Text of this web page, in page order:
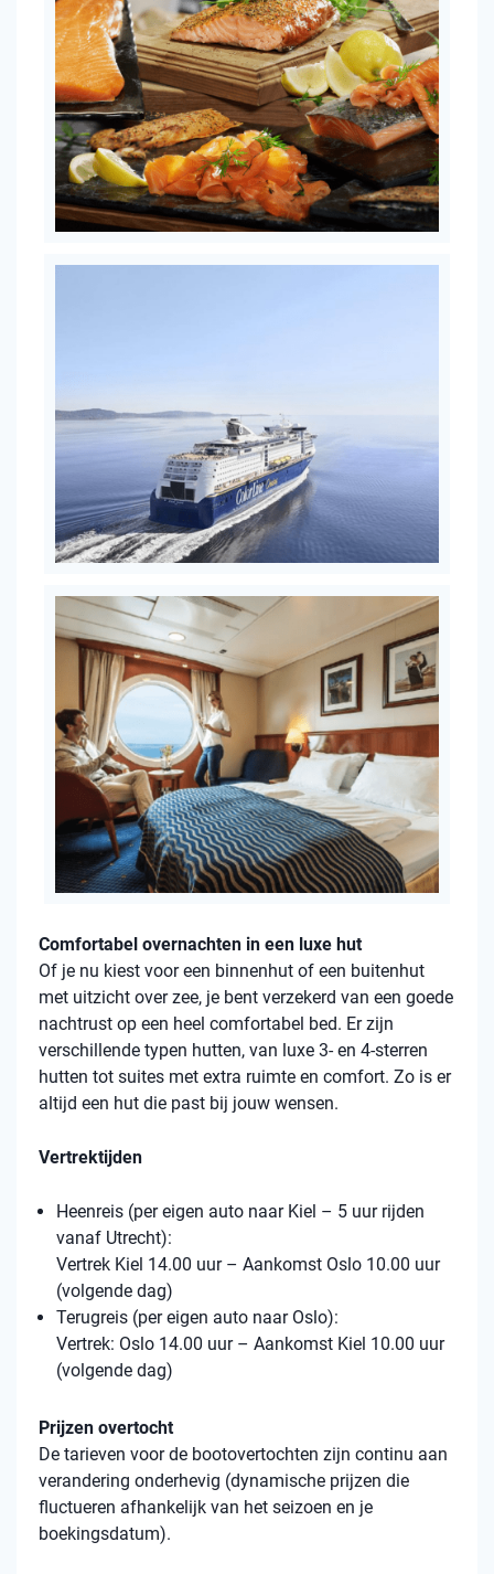
Comfortabel overnachten in een luxe hut
Of je nu kiest voor een binnenhut of een buitenhut
met uitzicht over zee, je bent verzekerd van een goede
nachtrust op een heel comfortabel bed. Er zijn
verschillende typen hutten, van luxe 3- en 4-sterren
hutten tot suites met extra ruimte en comfort. Zo is er
altijd een hut die past bij jouw wensen.
Vertrektijden
Heenreis (per eigen auto naar Kiel – 5 uur rijden
vanaf Utrecht):
Vertrek Kiel 14.00 uur – Aankomst Oslo 10.00 uur
(volgende dag)
Terugreis (per eigen auto naar Oslo):
Vertrek: Oslo 14.00 uur – Aankomst Kiel 10.00 uur
(volgende dag)
Prijzen overtocht
De tarieven voor de bootovertochten zijn continu aan
verandering onderhevig (dynamische prijzen die
fluctueren afhankelijk van het seizoen en je
boekingsdatum).